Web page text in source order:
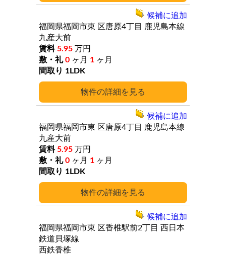
詳細
福岡県福岡市東 区唐原4丁目
鹿児島本線
九産大前
5.95 万円
0 ヶ月 1 ヶ月
1LDK
候補に追加
詳細
福岡県福岡市東 区唐原4丁目
鹿児島本線
九産大前
5.95 万円
0 ヶ月 1 ヶ月
1LDK
候補に追加
福岡県福岡市東 区香椎駅前2丁目 西日本
鉄道貝塚線
西鉄香椎
候補に追加